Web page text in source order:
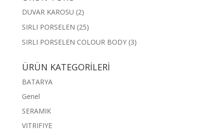
DUVAR KAROSU (2)
SIRLI PORSELEN (25)
SIRLI PORSELEN COLOUR BODY (3)
ÜRÜN KATEGORİLERİ
BATARYA
Genel
SERAMIK
VITRIFIYE